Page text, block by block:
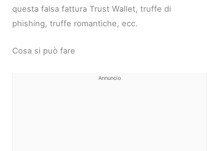
questa falsa fattura Trust Wallet, truffe di
phishing, truffe romantiche, ecc.
Cosa si può fare
Annuncio